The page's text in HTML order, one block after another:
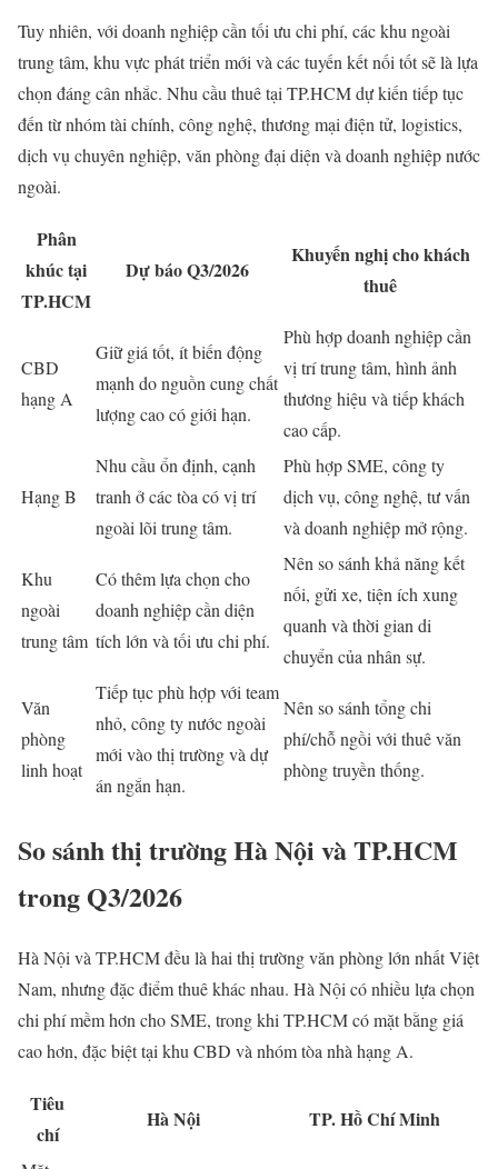
Tuy nhiên, với doanh nghiệp cần tối ưu chi phí, các khu ngoài
trung tâm, khu vực phát triển mới và các tuyến kết nối tốt sẽ là lựa
chọn đáng cân nhắc. Nhu cầu thuê tại TP.HCM dự kiến tiếp tục
đến từ nhóm tài chính, công nghệ, thương mại điện tử, logistics,
dịch vụ chuyên nghiệp, văn phòng đại diện và doanh nghiệp nước
ngoài.
Phân
khúc tại
TP.HCM
Dự báo Q3/2026
Khuyến nghị cho khách
thuê
CBD
hạng A
Giữ giá tốt, ít biến động
mạnh do nguồn cung chất
lượng cao có giới hạn.
Phù hợp doanh nghiệp cần
vị trí trung tâm, hình ảnh
thương hiệu và tiếp khách
cao cấp.
Hạng B
Nhu cầu ổn định, cạnh
tranh ở các tòa có vị trí
ngoài lõi trung tâm.
Phù hợp SME, công ty
dịch vụ, công nghệ, tư vấn
và doanh nghiệp mở rộng.
Khu
ngoài
trung tâm
Có thêm lựa chọn cho
doanh nghiệp cần diện
tích lớn và tối ưu chi phí.
Nên so sánh khả năng kết
nối, gửi xe, tiện ích xung
quanh và thời gian di
chuyển của nhân sự.
Văn
phòng
linh hoạt
Tiếp tục phù hợp với team
nhỏ, công ty nước ngoài
mới vào thị trường và dự
án ngắn hạn.
Nên so sánh tổng chi
phí/chỗ ngồi với thuê văn
phòng truyền thống.
So sánh thị trường Hà Nội và TP.HCM
trong Q3/2026
Hà Nội và TP.HCM đều là hai thị trường văn phòng lớn nhất Việt
Nam, nhưng đặc điểm thuê khác nhau. Hà Nội có nhiều lựa chọn
chi phí mềm hơn cho SME, trong khi TP.HCM có mặt bằng giá
cao hơn, đặc biệt tại khu CBD và nhóm tòa nhà hạng A.
Tiêu
chí
Hà Nội TP. Hồ Chí Minh